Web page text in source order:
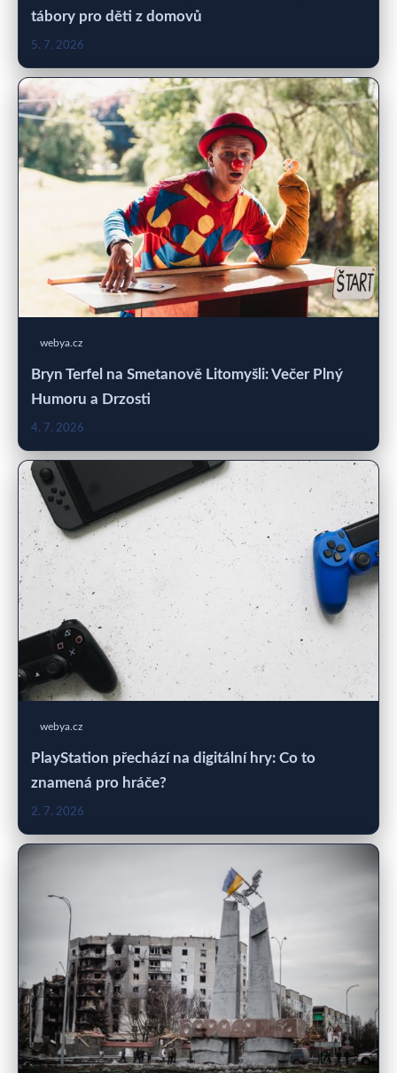
tábory pro děti z domovů
5. 7. 2026
webya.cz
Bryn Terfel na Smetanově Litomyšli: Večer Plný
Humoru a Drzosti
4. 7. 2026
webya.cz
PlayStation přechází na digitální hry: Co to
znamená pro hráče?
2. 7. 2026